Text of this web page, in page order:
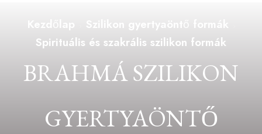
Kezdőlap
Szilikon gyertyaöntő formák
Spirituális és szakrális szilikon formák
BRAHMÁ SZILIKON
GYERTYAÖNTŐ